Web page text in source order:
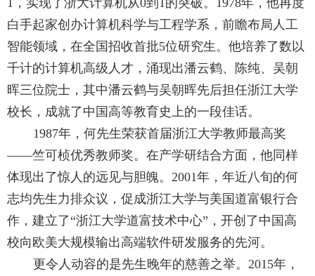
白手起家创办计算机科学与工程学系，前瞻布局人工
智能领域，在全国招收首批5位研究生。他培养了数以
千计的计算机高级人才，涌现出潘云鹤、陈纯、吴朝
晖三位院士，其中潘云鹤与吴朝晖先后担任浙江大学
校长，成就了中国高等教育史上的一段佳话。
1987年，何先生荣获首届浙江大学教师最高奖
——竺可桢优秀教师奖。在产学研结合方面，他同样
体现出了惊人的远见与胆魄。 2001年，年近八旬的何
志均先生力排众议，促成浙江大学与美国道富银行合
作，建立了“浙江大学道富技术中心”，开创了中国高
校向欧美大规模输出高端软件研发服务的先河。
更令人动容的是先生晚年的慈善之举。 2015年，